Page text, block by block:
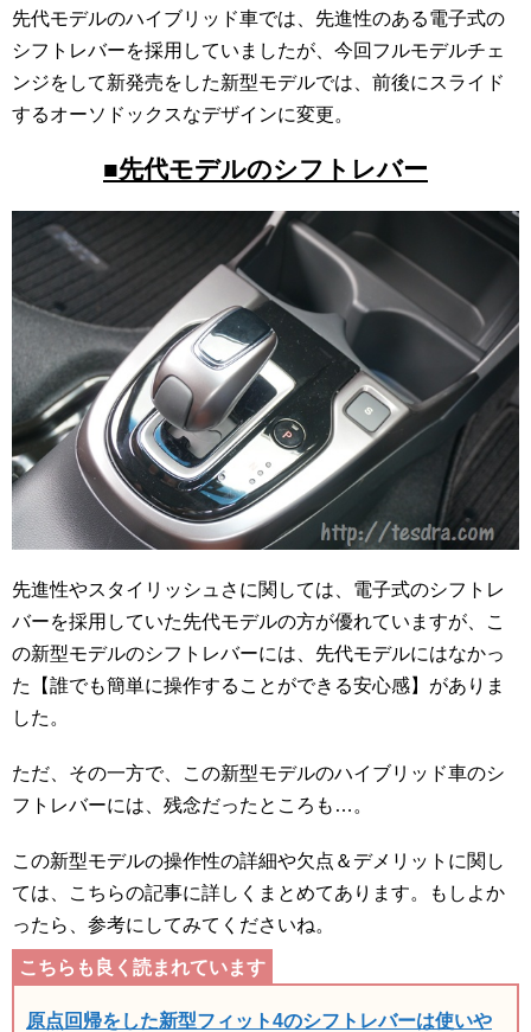
先代モデルのハイブリッド車では、先進性のある電子式の
シフトレバーを採用していましたが、今回フルモデルチェ
ンジをして新発売をした新型モデルでは、前後にスライド
するオーソドックスなデザインに変更。
■先代モデルのシフトレバー
先進性やスタイリッシュさに関しては、電子式のシフトレ
バーを採用していた先代モデルの方が優れていますが、こ
の新型モデルのシフトレバーには、先代モデルにはなかっ
た【誰でも簡単に操作することができる安心感】がありま
した。
ただ、その一方で、この新型モデルのハイブリッド車のシ
フトレバーには、残念だったところも…。
この新型モデルの操作性の詳細や欠点＆デメリットに関し
ては、こちらの記事に詳しくまとめてあります。もしよか
ったら、参考にしてみてくださいね。
原点回帰をした新型フィット4のシフトレバーは使いや